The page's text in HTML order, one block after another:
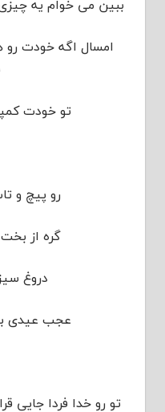
ببین می خوام یه
امسال اگه خودت رو
تو خودت
رو پیچ و
گره از
دروغ
عجب عیدی
تو رو خدا فردا جایی